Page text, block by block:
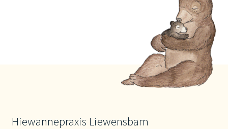
Hiewannepraxis Liewensbam